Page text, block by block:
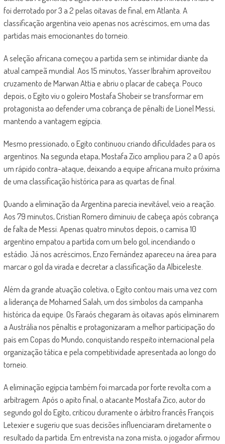
foi derrotado por 3 a 2 pelas oitavas de final, em Atlanta. A
classificação argentina veio apenas nos acréscimos, em uma das
partidas mais emocionantes do torneio.
A seleção africana começou a partida sem se intimidar diante da
atual campeã mundial. Aos 15 minutos, Yasser Ibrahim aproveitou
cruzamento de Marwan Attia e abriu o placar de cabeça. Pouco
depois, o Egito viu o goleiro Mostafa Shobeir se transformar em
protagonista ao defender uma cobrança de pênalti de Lionel Messi,
mantendo a vantagem egípcia.
Mesmo pressionado, o Egito continuou criando dificuldades para os
argentinos. Na segunda etapa, Mostafa Zico ampliou para 2 a 0 após
um rápido contra-ataque, deixando a equipe africana muito próxima
de uma classificação histórica para as quartas de final.
Quando a eliminação da Argentina parecia inevitável, veio a reação.
Aos 79 minutos, Cristian Romero diminuiu de cabeça após cobrança
de falta de Messi. Apenas quatro minutos depois, o camisa 10
argentino empatou a partida com um belo gol, incendiando o
estádio. Já nos acréscimos, Enzo Fernández apareceu na área para
marcar o gol da virada e decretar a classificação da Albiceleste.
Além da grande atuação coletiva, o Egito contou mais uma vez com
a liderança de Mohamed Salah, um dos símbolos da campanha
histórica da equipe. Os Faraós chegaram às oitavas após eliminarem
a Austrália nos pênaltis e protagonizaram a melhor participação do
país em Copas do Mundo, conquistando respeito internacional pela
organização tática e pela competitividade apresentada ao longo do
torneio.
A eliminação egípcia também foi marcada por forte revolta com a
arbitragem. Após o apito final, o atacante Mostafa Zico, autor do
segundo gol do Egito, criticou duramente o árbitro francês François
Letexier e sugeriu que suas decisões influenciaram diretamente o
resultado da partida. Em entrevista na zona mista, o jogador afirmou